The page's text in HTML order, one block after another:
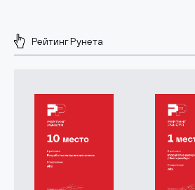
Рейтинг Рунета